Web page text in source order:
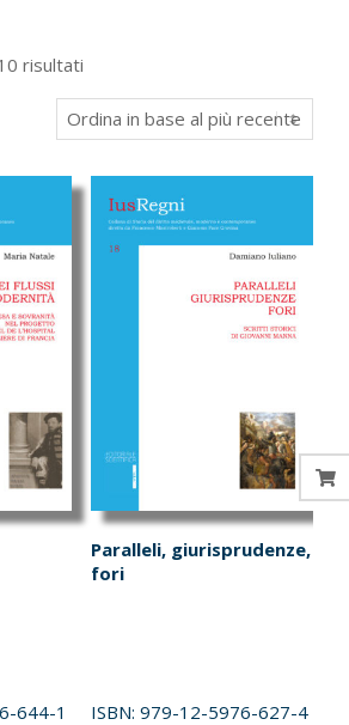
risultati
in
base
più
recente
644-1
Paralleli, giurisprudenze,
fori
ISBN: 979-12-5976-627-4